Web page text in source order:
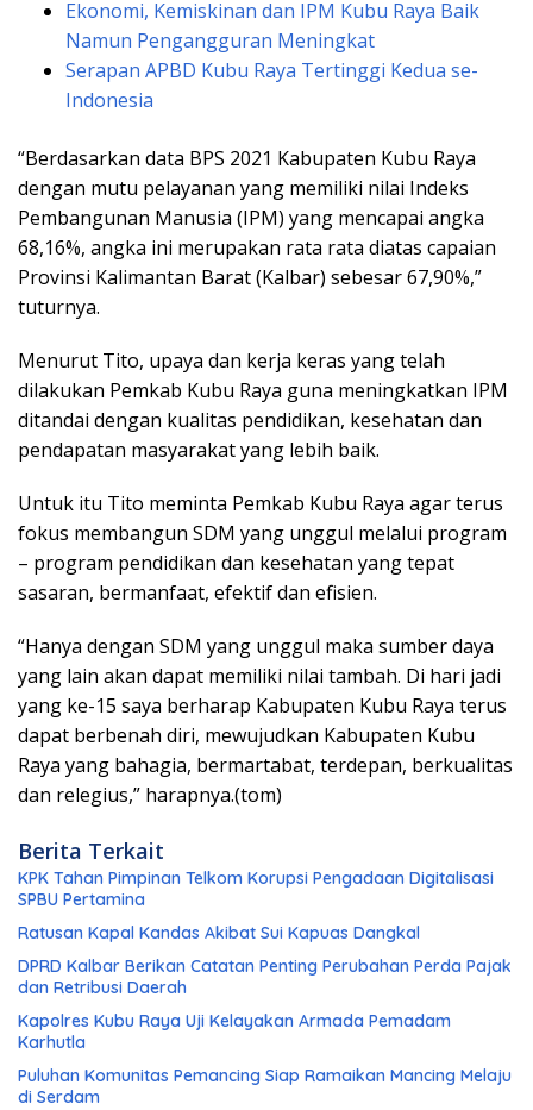
Ekonomi, Kemiskinan dan IPM Kubu Raya Baik
Namun Pengangguran Meningkat
Serapan APBD Kubu Raya Tertinggi Kedua se-
Indonesia
“Berdasarkan data BPS 2021 Kabupaten Kubu Raya
dengan mutu pelayanan yang memiliki nilai Indeks
Pembangunan Manusia (IPM) yang mencapai angka
68,16%, angka ini merupakan rata rata diatas capaian
Provinsi Kalimantan Barat (Kalbar) sebesar 67,90%,”
tuturnya.
Menurut Tito, upaya dan kerja keras yang telah
dilakukan Pemkab Kubu Raya guna meningkatkan IPM
ditandai dengan kualitas pendidikan, kesehatan dan
pendapatan masyarakat yang lebih baik.
Untuk itu Tito meminta Pemkab Kubu Raya agar terus
fokus membangun SDM yang unggul melalui program
– program pendidikan dan kesehatan yang tepat
sasaran, bermanfaat, efektif dan efisien.
“Hanya dengan SDM yang unggul maka sumber daya
yang lain akan dapat memiliki nilai tambah. Di hari jadi
yang ke-15 saya berharap Kabupaten Kubu Raya terus
dapat berbenah diri, mewujudkan Kabupaten Kubu
Raya yang bahagia, bermartabat, terdepan, berkualitas
dan relegius,” harapnya.(tom)
Berita Terkait
KPK Tahan Pimpinan Telkom Korupsi Pengadaan Digitalisasi
SPBU Pertamina
Ratusan Kapal Kandas Akibat Sui Kapuas Dangkal
DPRD Kalbar Berikan Catatan Penting Perubahan Perda Pajak
dan Retribusi Daerah
Kapolres Kubu Raya Uji Kelayakan Armada Pemadam
Karhutla
Puluhan Komunitas Pemancing Siap Ramaikan Mancing Melaju
di Serdam